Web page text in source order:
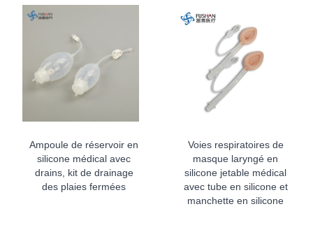
Ampoule de réservoir en
silicone médical avec
drains, kit de drainage
des plaies fermées
Voies respiratoires de
masque laryngé en
silicone jetable médical
avec tube en silicone et
manchette en silicone